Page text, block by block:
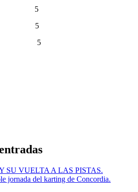
5
5
5
SU VUELTA A LAS PISTAS.
jornada del karting de Concordia.